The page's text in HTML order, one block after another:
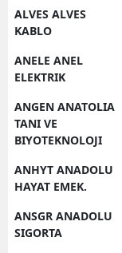
ALVES ALVES
KABLO
ANELE ANEL
ELEKTRIK
ANGEN ANATOLIA
TANI VE
BIYOTEKNOLOJI
ANHYT ANADOLU
HAYAT EMEK.
ANSGR ANADOLU
SIGORTA